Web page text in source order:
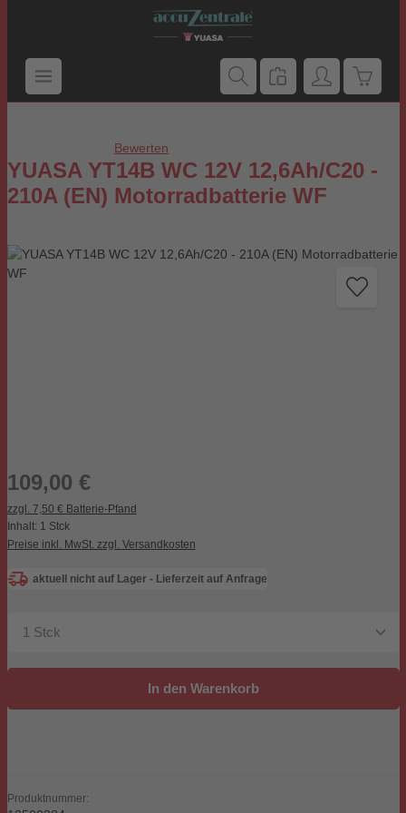
Zum Hauptinhalt springen
Durchschnittliche Bewertung von 0 von 5 Sternen
Bewerten
YUASA YT14B WC 12V 12,6Ah/C20 -
210A (EN) Motorradbatterie WF
Bildergalerie überspringen
Regulärer Preis:
109,00 €
zzgl. 7,50 € Batterie-Pfand
Inhalt: 1 Stck
Preise inkl. MwSt. zzgl. Versandkosten
aktuell nicht auf Lager - Lieferzeit auf Anfrage
Produkt Anzahl: Gib den gewünschten Wert ein oder
In den Warenkorb
Produktnummer: